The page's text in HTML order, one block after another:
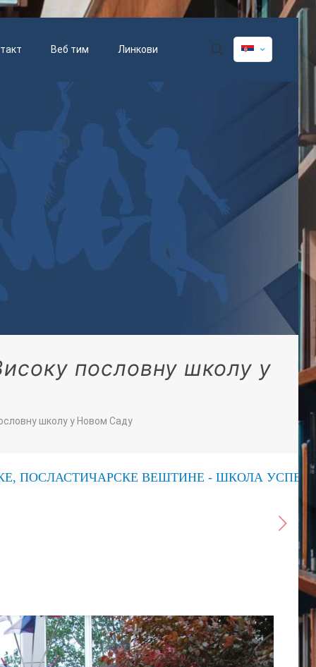
Веб тим Линкови
пословну школу у
школу у Новом Саду
ВЕШТИНЕ - ШКОЛА УСПЕХА